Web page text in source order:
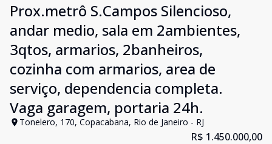
Prox.metrô S.Campos Silencioso,
andar medio, sala em 2ambientes,
3qtos, armarios, 2banheiros,
cozinha com armarios, area de
serviço, dependencia completa.
Vaga garagem, portaria 24h.
Tonelero, 170, Copacabana, Rio de Janeiro - RJ
R$ 1.450.000,00